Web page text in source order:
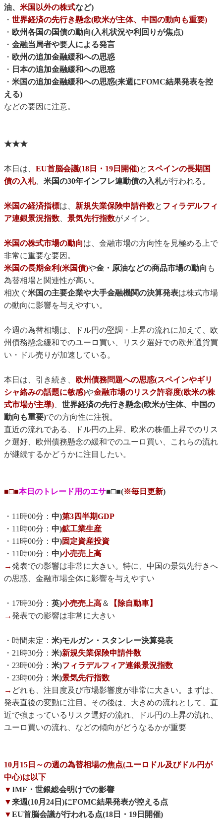
油、 米国以外の株式など)
・ 世界経済の先行き懸念(欧米が主体、中国の動向も重要)
・ 欧州各国の国債の動向(入札状況や利回りが焦点)
・ 金融当局者や要人による発言
・ 欧州の追加金融緩和への思惑
・ 日本の追加金融緩和への思惑
・ 米国の追加金融緩和への思惑(来週にFOMC結果発表を控
える)
などの要因に注意。
★★★
本日は、 EU首脳会議(18日・19日開催)と スペインの長期国
債の入札、 米国の30年インフレ連動債の入札が行われる。
米国の経済指標は、 新規失業保険申請件数と フィラデルフィ
ア連銀景況指数、 景気先行指数がメイン。
米国の株式市場の動向は、金融市場の方向性を見極める上で
非常に重要な要因。
米国の長期金利(米国債)や金・原油などの商品市場の動向 も
為替相場と関連性が高い。
相次ぐ米国の主要企業や大手金融機関の決算発表は株式市場
の動向に影響を与えやすい。
今週の為替相場は、ドル円の堅調・上昇の流れに加えて、欧
州債務懸念緩和でのユーロ買い、リスク選好での欧州通貨買
い・ドル売りが加速している。
本日は、引き続き、
欧州債務問題への思惑(スペインやギリ
シャ絡みの話題に敏感)や金融市場のリスク許容度(欧米の株
式市場が主導)、 世界経済の先行き懸念(欧米が主体、中国の
動向も重要)での方向性に注視。
直近の流れである、ドル円の上昇、欧米の株価上昇でのリス
ク選好、欧州債務懸念の緩和でのユーロ買い、これらの流れ
が継続するかどうかに注目したい。
■□■本日のトレード用のエサ■□■(※毎日更新)
・11時00分： 中)第3四半期GDP
・11時00分： 中)鉱工業生産
・11時00分： 中)固定資産投資
・11時00分： 中)小売売上高
→発表での影響は非常に大きい。特に、中国の景気先行きへ
の思惑、金融市場全体に影響を与えやすい
・17時30分： 英)小売売上高＆
【除自動車】
→発表での影響は非常に大きい
・時間未定： 米)モルガン・スタンレー決算発表
・21時30分： 米)新規失業保険申請件数
・23時00分： 米)フィラデルフィア連銀景況指数
・23時00分： 米)景気先行指数
→ どれも、注目度及び市場影響度が非常に大きい。まずは、
発表直後の変動に注目。その後は、大きめの流れとして、直
近で強まっているリスク選好の流れ、ドル円の上昇の流れ、
ユーロ買いの流れ、などの傾向がどうなるかが重要
10月15日～の週の為替相場の焦点(ユーロドル及びドル円が
中心)は以下
▼IMF・世銀総会明けでの影響
▼来週(10月24日)にFOMC結果発表が控える点
▼EU首脳会議が行われる点(18日・19日開催)